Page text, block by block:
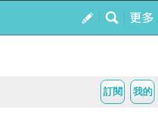
我的
訂閱